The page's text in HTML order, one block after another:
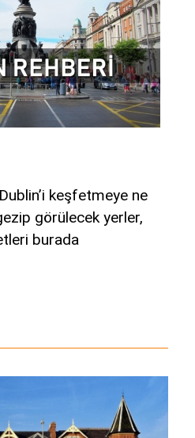
keşfetmeye ne
görülecek yerler,
burada